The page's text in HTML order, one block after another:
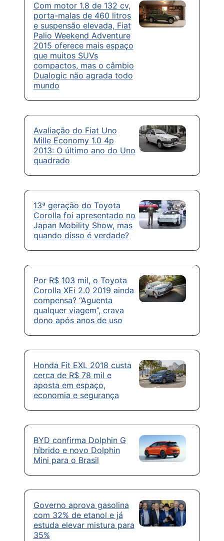
Com motor 1.8 de 132 cv,
porta-malas de 460 litros
e suspensão elevada, Fiat
Palio Weekend Adventure
2015 oferece mais espaço
que muitos SUVs
compactos, mas o câmbio
Dualogic não agrada todo
mundo
Avaliação do Fiat Uno
Mille Economy 1.0 4p
2013: O último ano do Uno
quadrado
13ª geração do Toyota
Corolla foi apresentado no
Japan Mobility Show, mas
quando disso é verdade?
Por R$ 103 mil, o Toyota
Corolla XEi 2.0 2019 ainda
compensa? “Aguenta
qualquer viagem”, crava
dono após anos de uso
Honda Fit EXL 2018 custa
cerca de R$ 78 mil e
aposta em espaço,
economia e segurança
BYD confirma Dolphin G
híbrido e novo Dolphin
Mini para o Brasil
Governo aprova gasolina
com 32% de etanol e já
estuda elevar mistura para
35%